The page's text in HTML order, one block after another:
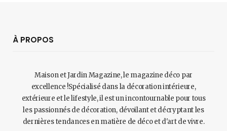
À PROPOS
Maison et Jardin Magazine, le magazine déco par
excellence !Spécialisé dans la décoration intérieure,
extérieure et le lifestyle, il est un incontournable pour tous
les passionnés de décoration, dévoilant et décryptant les
dernières tendances en matière de déco et d'art de vivre.